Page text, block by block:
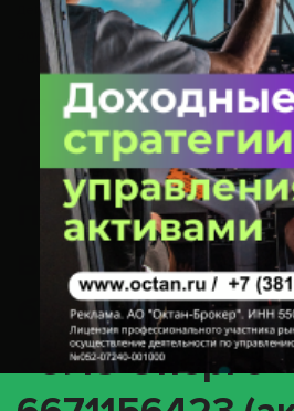
Действии «Оферта — Предложение О
Эмитента ПАО «ЭЛ5-Энерго» ИНН
RU000A0F5UN3)
(BIDS) О
действии
предложение
выкупе» с
бумагами
«ЭЛ5-